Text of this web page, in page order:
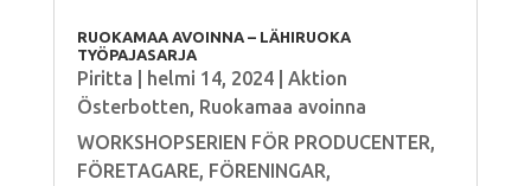
RUOKAMAA AVOINNA – LÄHIRUOKA
TYÖPAJASARJA
Piritta helmi 14, 2024| Aktion
Österbotten, Ruokamaa avoinna
WORKSHOPSERIEN FÖR PRODUCENTER,
FÖRETAGARE, FÖRENINGAR,